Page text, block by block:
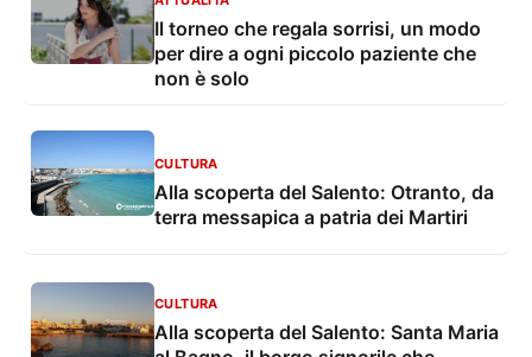
Il torneo che regala sorrisi, un modo
per dire a ogni piccolo paziente che
non è solo
CULTURA
Alla scoperta del Salento: Otranto, da
terra messapica a patria dei Martiri
CULTURA
Alla scoperta del Salento: Santa Maria